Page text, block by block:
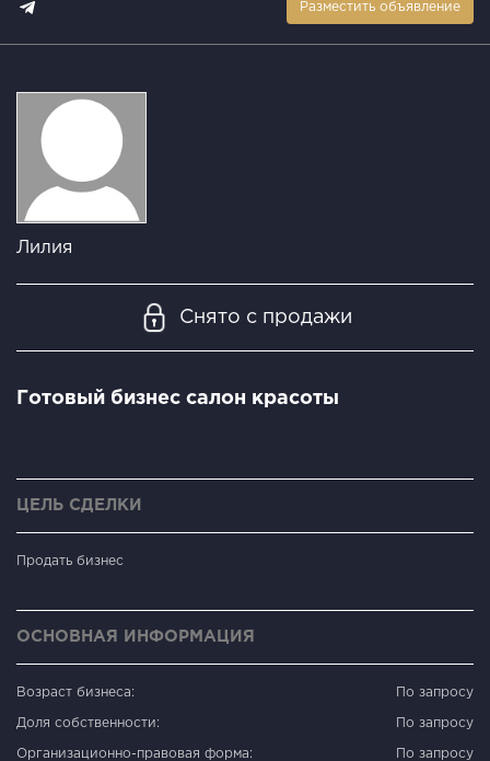
Разместить объявление
Лилия
Снято с продажи
Готовый бизнес салон красоты
ЦЕЛЬ СДЕЛКИ
Продать бизнес
ОСНОВНАЯ ИНФОРМАЦИЯ
Возраст бизнеса: По запросу
Доля собственности: По запросу
Организационно-правовая форма: По запросу